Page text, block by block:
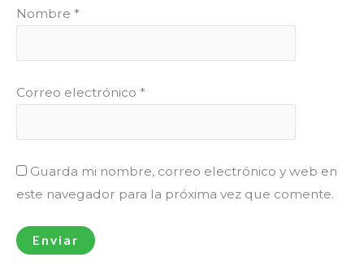
Nombre *
Correo electrónico *
Guarda mi nombre, correo electrónico y web en
este navegador para la próxima vez que comente.